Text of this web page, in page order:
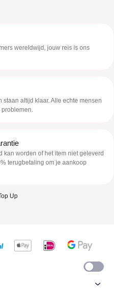
wereldwijd, jouw reis is ons
altijd klaar. Alle echte mensen
problemen.
kan worden of het item niet geleverd
terugbetaling om je aankoop
Up